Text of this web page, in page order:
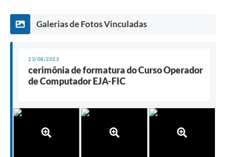
Galerias de Fotos Vinculadas
23/08/2023
cerimônia de formatura do Curso Operador
de Computador EJA-FIC